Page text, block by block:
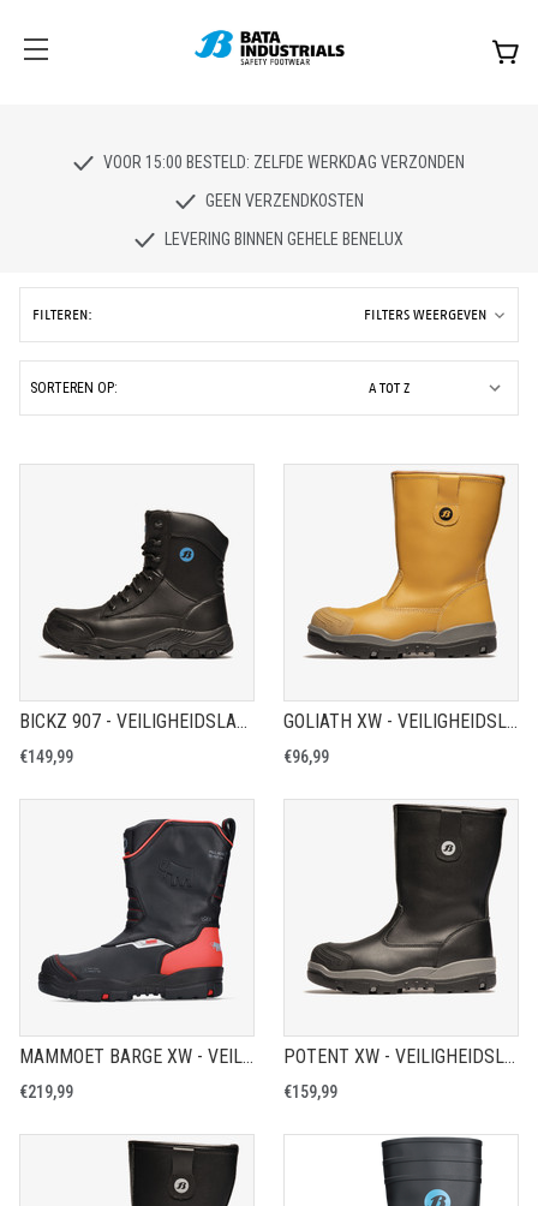
VOOR 15:00 BESTELD: ZELFDE WERKDAG VERZONDEN
GEEN VERZENDKOSTEN
LEVERING BINNEN GEHELE BENELUX
FILTEREN: FILTERS WEERGEVEN
SORTEREN OP:
BICKZ 907 - VEILIGHEIDSLAARS S3
€149,99
GOLIATH XW - VEILIGHEIDSLAARS S3
€96,99
MAMMOET BARGE XW - VEILIGHEIDSLAARS S3
€219,99
POTENT XW - VEILIGHEIDSLAARS S3
€159,99